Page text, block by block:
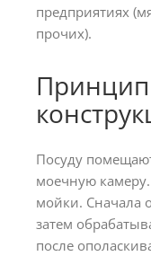
предприятиях
прочих).
Посуду
моечную камеру.
мойки. Сначала
затем
после